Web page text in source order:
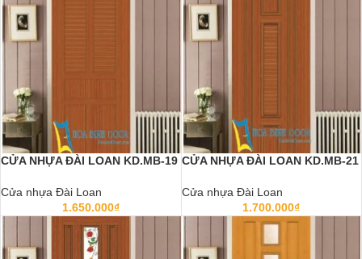
CỬA NHỰA ĐÀI LOAN KD.MB-19
Cửa nhựa Đài Loan
1.650.000₫
CỬA NHỰA ĐÀI LOAN KD.MB-21
Cửa nhựa Đài Loan
1.700.000₫